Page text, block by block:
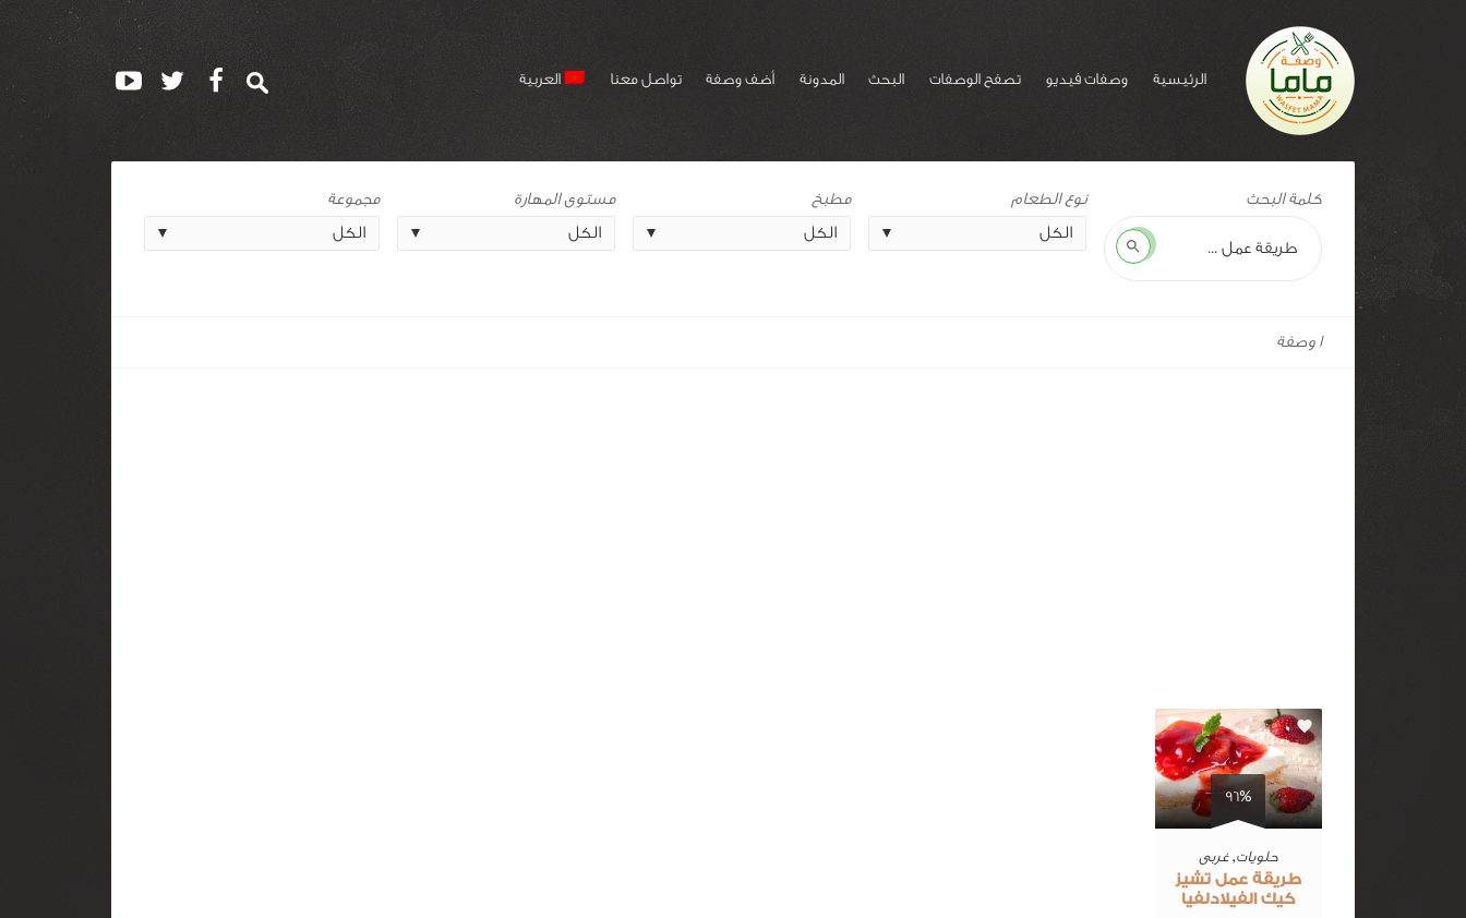
الرئيسية وصفات فيديو تصفح الوصفات البحث المدونة أضف وصفة تواصل معنا العربية
للوصفة:
الفيلادلفيا
كلمة البحث
بحث
مطبخ
مستوى المهارة
مجموعة
1 وصفة
96%
0
حلويات,غربى
طريقة عمل تشيز
كيك الفيلادلفيا